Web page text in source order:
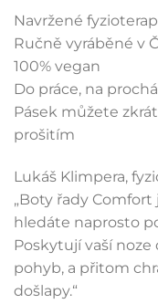
Navržené
Ručně vyráběné v
100% vegan
Do práce, na
Pásek můžete
prošitím
Lukáš Klimpera,
„Boty řady
hledáte naprosto
Poskytují vaší
pohyb, a přitom
došlapy.“